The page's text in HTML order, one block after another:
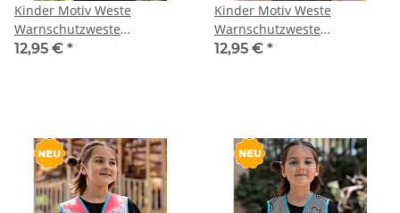
Kinder Motiv Weste
Warnschutzweste
Dinosaurier CO² Neutral
12,95 € *
Kinder Motiv Weste
Warnschutzweste
Fahrzeuge CO² Neutral
12,95 € *